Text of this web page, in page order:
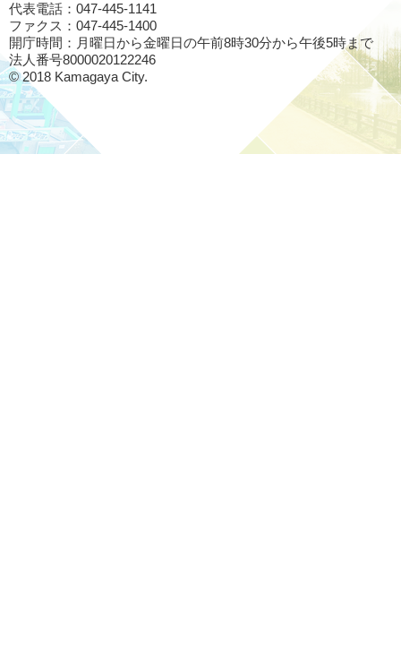
代表電話：047-445-1141
ファクス：047-445-1400
開庁時間：月曜日から金曜日の午前8時30分から午後5時まで
法人番号8000020122246
© 2018 Kamagaya City.